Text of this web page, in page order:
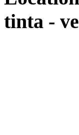
tinta -